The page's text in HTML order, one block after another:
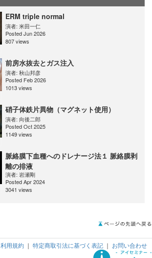
ERM triple normal
演者: 米田一仁
Posted Jun 2026
807 views
前房水抜去とガス注入
演者: 秋山邦彦
Posted Feb 2026
1013 views
硝子体鉄片異物（マグネット使用）
演者: 向後二郎
Posted Oct 2025
1149 views
脈絡膜下血種へのドレナージ法１ 脈絡膜剥
離の排液
演者: 岩瀬剛
Posted Apr 2024
3041 views
利用規約 ｜ 特定商取引法に基づく表記 ｜ お問い合わせ